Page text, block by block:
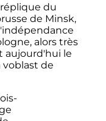
du
de Minsk,
alors très
aujourd'hui le
de